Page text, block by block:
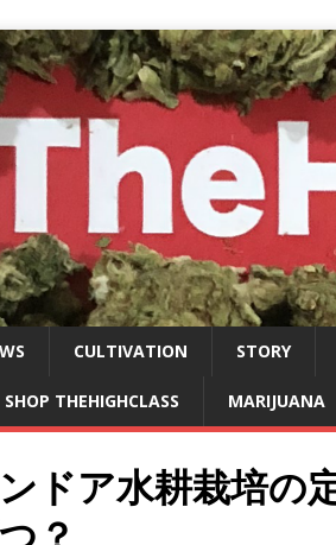
CULTIVATION STORY
SHOP THEHIGHCLASS MARIJUANA
ドア水耕栽培の